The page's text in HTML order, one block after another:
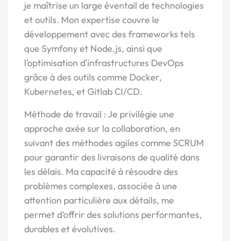
je maîtrise un large éventail de technologies
et outils. Mon expertise couvre le
développement avec des frameworks tels
que Symfony et Node.js, ainsi que
l’optimisation d'infrastructures DevOps
grâce à des outils comme Docker,
Kubernetes, et Gitlab CI/CD.
Méthode de travail : Je privilégie une
approche axée sur la collaboration, en
suivant des méthodes agiles comme SCRUM
pour garantir des livraisons de qualité dans
les délais. Ma capacité à résoudre des
problèmes complexes, associée à une
attention particulière aux détails, me
permet d’offrir des solutions performantes,
durables et évolutives.